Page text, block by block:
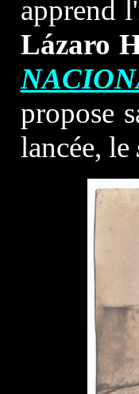
apprend
Lázaro
propose
lancée, le